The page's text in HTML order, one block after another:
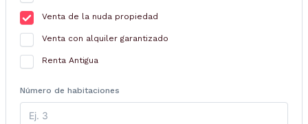
Venta de la nuda propiedad
Venta con alquiler garantizado
Renta Antigua
Número de habitaciones